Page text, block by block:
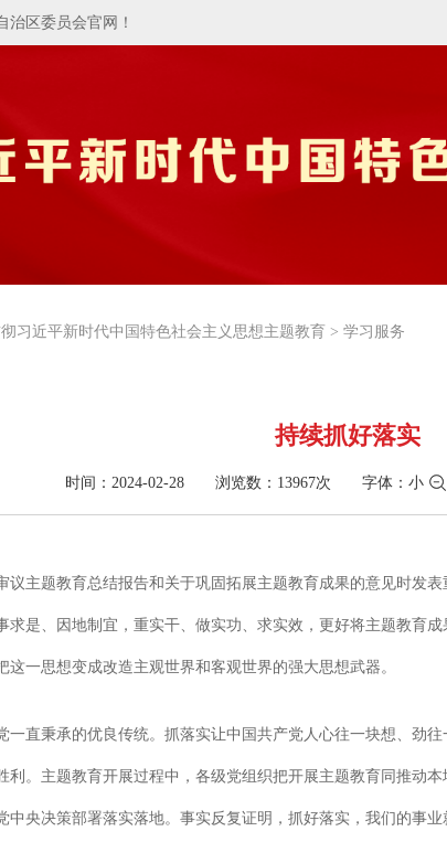
区委员会官网！
习近平新时代中国特色社会主义思想主题教育 > 学习服务
持续抓好落实
时间：2024-02-28 浏览数：13967次 字体： 小
议主题教育总结报告和关于巩固拓展主题教育成果的意见时发
是、因地制宜，重实干、做实功、求实效，更好将主题教育
一思想变成改造主观世界和客观世界的强大思想武器。
一直秉承的优良传统。抓落实让中国共产党人心往一块想、劲
利。主题教育开展过程中，各级党组织把开展主题教育同推动
央决策部署落实落地。事实反复证明，抓好落实，我们的事